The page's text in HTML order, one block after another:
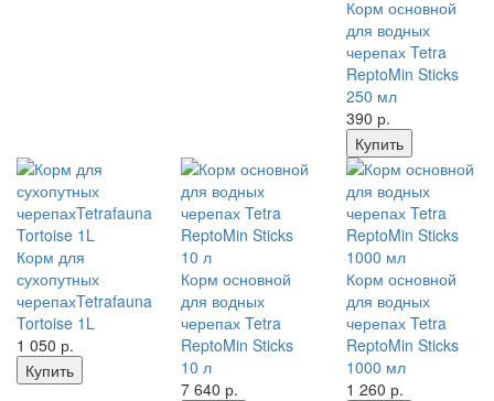
Корм основной
для водных
черепах Tetra
ReptoMin Sticks
250 мл
390 р.
Купить
Корм для
сухопутных
черепахTetrafauna
Tortoise 1L
1 050 р.
Купить
Корм основной
для водных
черепах Tetra
ReptoMin Sticks
10 л
7 640 р.
Корм основной
для водных
черепах Tetra
ReptoMin Sticks
1000 мл
1 260 р.